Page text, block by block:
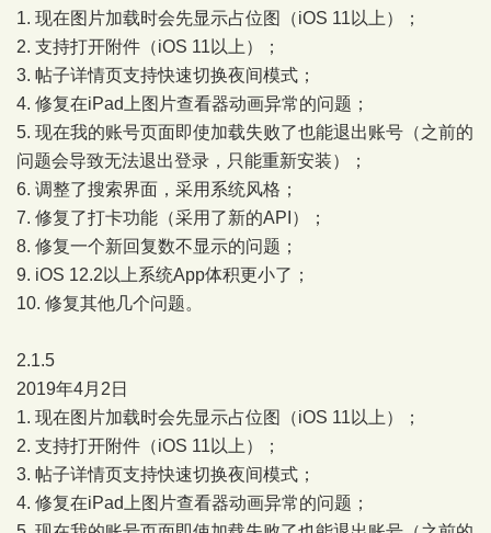
1. 现在图片加载时会先显示占位图（iOS 11以上）；
2. 支持打开附件（iOS 11以上）；
3. 帖子详情页支持快速切换夜间模式；
4. 修复在iPad上图片查看器动画异常的问题；
5. 现在我的账号页面即使加载失败了也能退出账号（之前的
问题会导致无法退出登录，只能重新安装）；
6. 调整了搜索界面，采用系统风格；
7. 修复了打卡功能（采用了新的API）；
8. 修复一个新回复数不显示的问题；
9. iOS 12.2以上系统App体积更小了；
10. 修复其他几个问题。
2.1.5
2019年4月2日
1. 现在图片加载时会先显示占位图（iOS 11以上）；
2. 支持打开附件（iOS 11以上）；
3. 帖子详情页支持快速切换夜间模式；
4. 修复在iPad上图片查看器动画异常的问题；